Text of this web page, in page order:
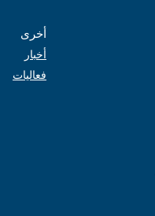
أخرى
أخبار
فعاليات